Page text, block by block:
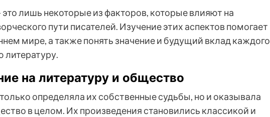
лишь некоторые из факторов, которые влияют на
пути писателей. Изучение этих аспектов помогает
мире, а также понять значение и будущий вклад каждого
литературу.
на литературу и общество
определяла их собственные судьбы, но и оказывала
в целом. Их произведения становились классикой и